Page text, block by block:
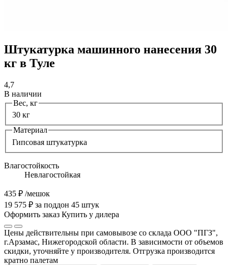
Штукатурка машинного нанесения 30
кг в Туле
4,7
В наличии
Вес, кг
30 кг
Материал
Гипсовая штукатурка
Влагостойкость
Невлагостойкая
435 ₽ /мешок
19 575 ₽ за поддон 45 штук
Оформить заказ Купить у дилера
Цены действительны при самовывозе со склада ООО "ПГЗ",
г.Арзамас, Нижегородской области. В зависимости от объемов
скидки, уточняйте у производителя. Отгрузка производится
кратно палетам